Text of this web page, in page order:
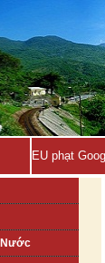
EU phạt
Nước